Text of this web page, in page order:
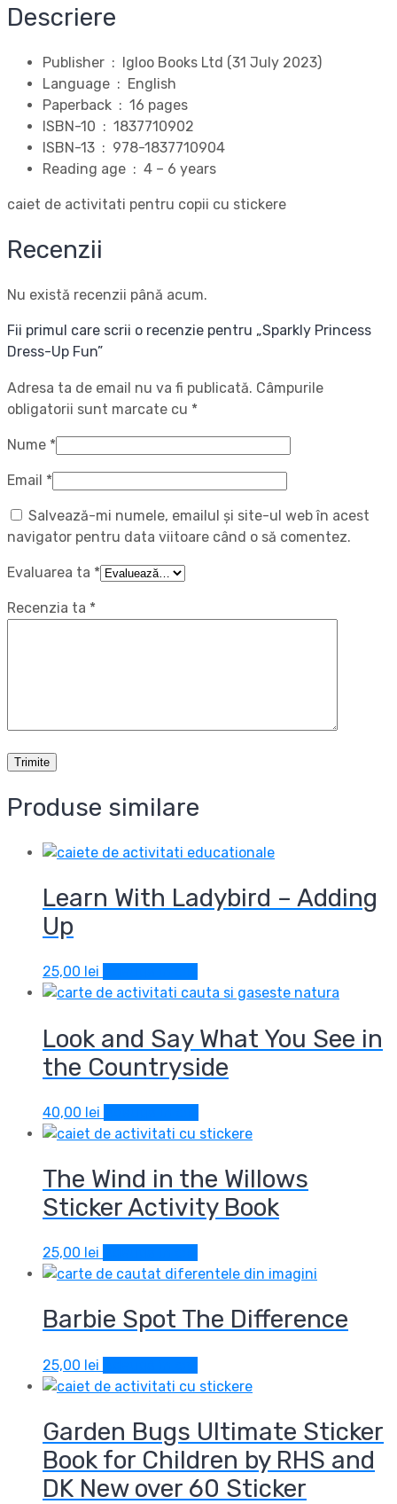
Descriere
Publisher ‏ : ‎ Igloo Books Ltd (31 July 2023)
Language ‏ : ‎ English
Paperback ‏ : ‎ 16 pages
ISBN-10 ‏ : ‎ 1837710902
ISBN-13 ‏ : ‎ 978-1837710904
Reading age ‏ : ‎ 4 – 6 years
caiet de activitati pentru copii cu stickere
Recenzii
Nu există recenzii până acum.
Fii primul care scrii o recenzie pentru „Sparkly Princess
Dress-Up Fun”
Adresa ta de email nu va fi publicată. Câmpurile
obligatorii sunt marcate cu *
Nume *
Email *
Salvează-mi numele, emailul și site-ul web în acest
navigator pentru data viitoare când o să comentez.
Evaluarea ta *
Recenzia ta *
Produse similare
Learn With Ladybird – Adding
Up
25,00 lei
Look and Say What You See in
the Countryside
40,00 lei
The Wind in the Willows
Sticker Activity Book
25,00 lei
Barbie Spot The Difference
25,00 lei
Garden Bugs Ultimate Sticker
Book for Children by RHS and
DK New over 60 Sticker